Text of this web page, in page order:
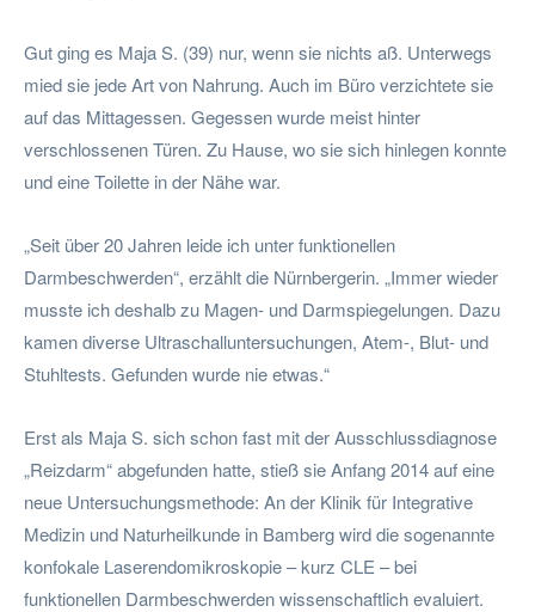
Gut ging es Maja S. (39) nur, wenn sie nichts aß. Unterwegs
mied sie jede Art von Nahrung. Auch im Büro verzichtete sie
auf das Mittagessen. Gegessen wurde meist hinter
verschlossenen Türen. Zu Hause, wo sie sich hinlegen konnte
und eine Toilette in der Nähe war.
„Seit über 20 Jahren leide ich unter funktionellen
Darmbeschwerden“, erzählt die Nürnbergerin. „Immer wieder
musste ich deshalb zu Magen- und Darmspiegelungen. Dazu
kamen diverse Ultraschalluntersuchungen, Atem-, Blut- und
Stuhltests. Gefunden wurde nie etwas.“
Erst als Maja S. sich schon fast mit der Ausschlussdiagnose
„Reizdarm“ abgefunden hatte, stieß sie Anfang 2014 auf eine
neue Untersuchungsmethode: An der Klinik für Integrative
Medizin und Naturheilkunde in Bamberg wird die sogenannte
konfokale Laserendomikroskopie – kurz CLE – bei
funktionellen Darmbeschwerden wissenschaftlich evaluiert.